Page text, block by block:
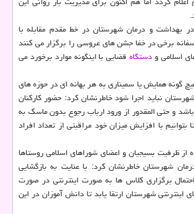
بهداشت و درمان شهرستان در خط مقدم مقابله با
برخی در خفا جشن های عروسی را برگزار می کنند
اسلامی ودستگاهقضایی با اینگونه موارد برخورد می
گونه همایش یا سمیناری به هر بهانه ای در حوزه های
نباید اجرا شود خاطرنشان کرد: حضور کارکنان
و حتی المقدور از ورود ارباب رجوع بدون ماسک به
با افزایش میزان خود مراقبتی از تعداد افراد
از ظرفیت بسیجیان و اعضای شوراهای اسلامی روستاها
شهرستان خاطرنشان کرد: با عنایت به بازگشایی
ماه و احتمال برگزاری کلاس ها به صورت اینترنتی در صورت
اینترنتی شهرستان ارتقا یابد تا دانش آموزان در این